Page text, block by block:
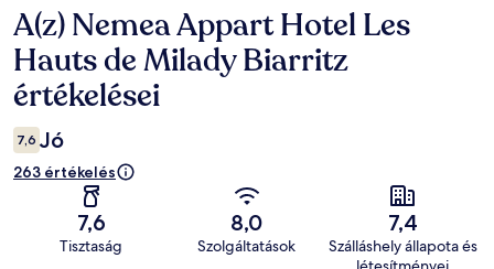
Értékelések
A(z) Nemea Appart Hotel Les
Hauts de Milady Biarritz
értékelései
7,6 Jó
263 értékelés
7,6
Tisztaság
8,0
Szolgáltatások
7,4
Szálláshely állapota és